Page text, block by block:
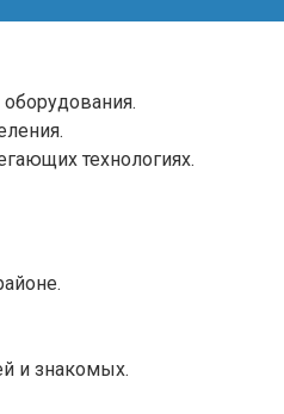
технологиях.
и знакомых.